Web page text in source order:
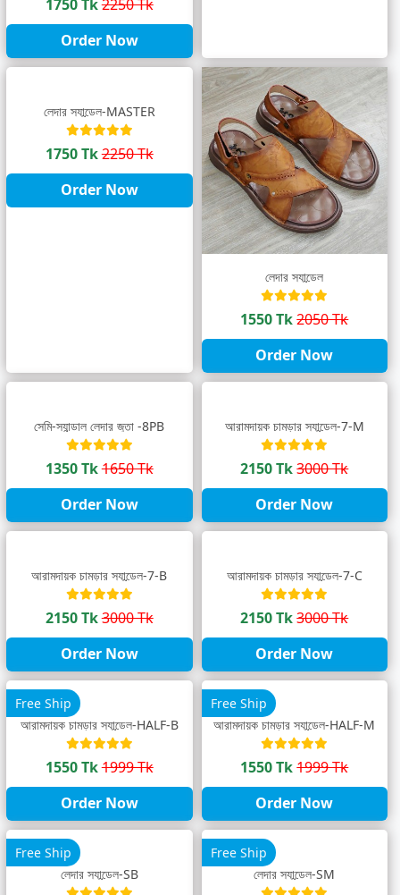
1750 Tk2250 Tk
Order Now
লেদার স্যান্ডেল-MASTER
1750 Tk2250 Tk
Order Now
লেদার স্যান্ডেল
1550 Tk2050 Tk
Order Now
সেমি-স্যান্ডাল লেদার জুতা -8PB
1350 Tk1650 Tk
Order Now
আরামদায়ক চামড়ার স্যান্ডেল-7-M
2150 Tk3000 Tk
Order Now
আরামদায়ক চামড়ার স্যান্ডেল-7-B
2150 Tk3000 Tk
Order Now
আরামদায়ক চামড়ার স্যান্ডেল-7-C
2150 Tk3000 Tk
Order Now
Free Ship
আরামদায়ক চামড়ার স্যান্ডেল-HALF-B
1550 Tk1999 Tk
Order Now
Free Ship
আরামদায়ক চামড়ার স্যান্ডেল-HALF-M
1550 Tk1999 Tk
Order Now
Free Ship
লেদার স্যান্ডেল-SB
Free Ship
লেদার স্যান্ডেল-SM